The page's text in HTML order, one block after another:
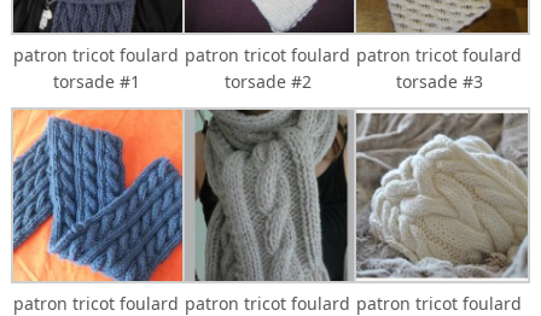
patron tricot foulard
torsade #1
patron tricot foulard
torsade #2
patron tricot foulard
torsade #3
patron tricot foulard patron tricot foulard patron tricot foulard